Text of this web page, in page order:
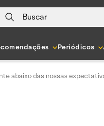
Buscar
Periódicos
abaixo das nossas